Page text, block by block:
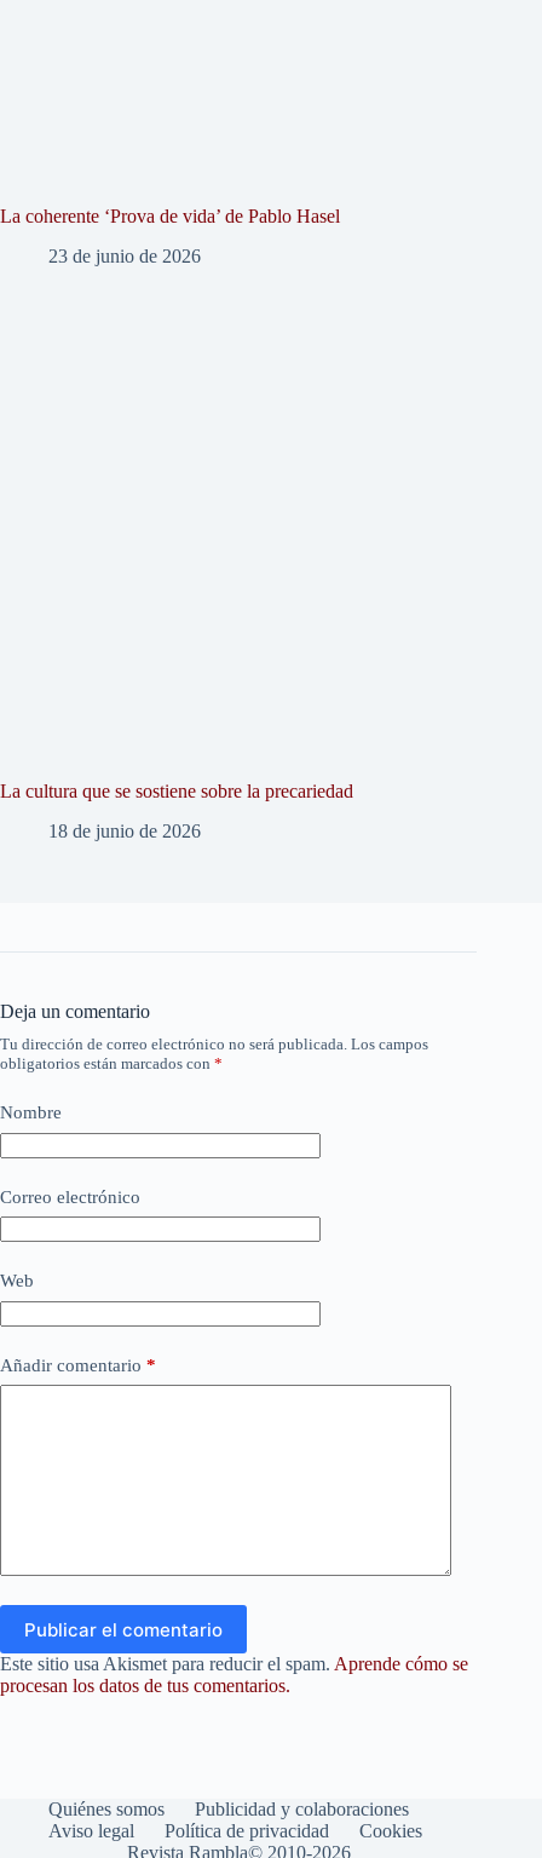
La coherente ‘Prova de vida’ de Pablo Hasel
23 de junio de 2026
La cultura que se sostiene sobre la precariedad
18 de junio de 2026
Deja un comentario
Tu dirección de correo electrónico no será publicada. Los campos
obligatorios están marcados con *
Nombre
Correo electrónico
Web
Añadir comentario *
Publicar el comentario
Este sitio usa Akismet para reducir el spam. Aprende cómo se
procesan los datos de tus comentarios.
Quiénes somos
Publicidad y colaboraciones
Aviso legal
Política de privacidad
Cookies
Revista Rambla© 2010-2026